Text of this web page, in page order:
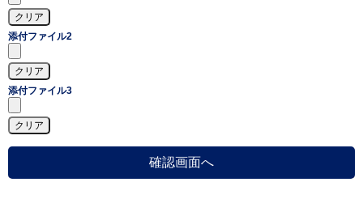
添付ファイル2
添付ファイル3